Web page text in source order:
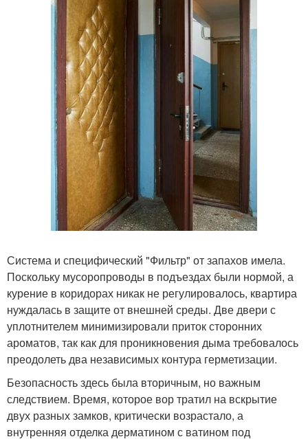
Система и специфический "Фильтр" от запахов имела.
Поскольку мусоропроводы в подъездах были нормой, а
курение в коридорах никак не регулировалось, квартира
нуждалась в защите от внешней среды. Две двери с
уплотнителем минимизировали приток сторонних
ароматов, так как для проникновения дыма требовалось
преодолеть два независимых контура герметизации.
Безопасность здесь была вторичным, но важным
следствием. Время, которое вор тратил на вскрытие
двух разных замков, критически возрастало, а
внутренняя отделка дерматином с ватином под